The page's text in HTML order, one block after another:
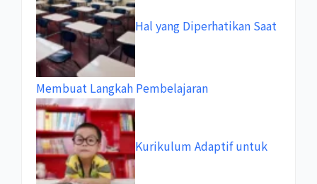
Hal yang Diperhatikan Saat
Membuat Langkah Pembelajaran
Kurikulum Adaptif untuk